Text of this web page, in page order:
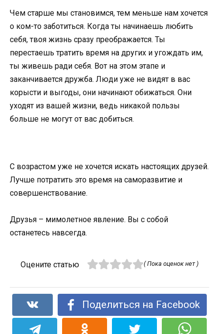
Чем старше мы становимся, тем меньше нам хочется
о ком-то заботиться. Когда ты начинаешь любить
себя, твоя жизнь сразу преображается. Ты
перестаешь тратить время на других и угождать им,
ты живешь ради себя. Вот на этом этапе и
заканчивается дружба. Люди уже не видят в вас
корысти и выгоды, они начинают обижаться. Они
уходят из вашей жизни, ведь никакой пользы
больше не могут от вас добиться.
С возрастом уже не хочется искать настоящих друзей.
Лучше потратить это время на саморазвитие и
совершенствование.
Друзья – мимолетное явление. Вы с собой
останетесь навсегда.
Оцените статью ( Пока оценок нет )
Поделиться на Facebook